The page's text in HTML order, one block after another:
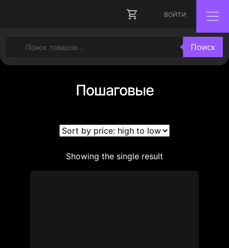
ВОЙТИ
товаров
Поиск
Пошаговые
Showing the single result